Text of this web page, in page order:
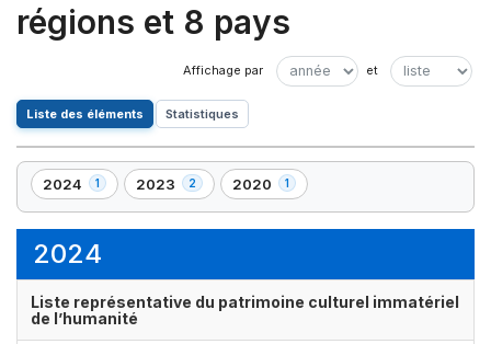
régions et 8 pays
Liste des éléments Statistiques
2024 1
,
1
2023 2
,
2
2020 1
,
1
2024
Liste représentative du patrimoine culturel immatériel
de l’humanité